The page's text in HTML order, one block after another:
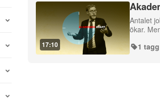
17:10
Antalet
ökar.
1 tagg